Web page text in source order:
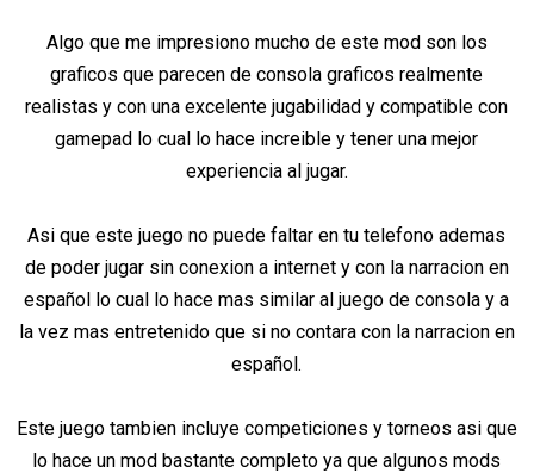
Algo que me impresiono mucho de este mod son los
graficos que parecen de consola graficos realmente
realistas y con una excelente jugabilidad y compatible con
gamepad lo cual lo hace increible y tener una mejor
experiencia al jugar.
Asi que este juego no puede faltar en tu telefono ademas
de poder jugar sin conexion a internet y con la narracion en
español lo cual lo hace mas similar al juego de consola y a
la vez mas entretenido que si no contara con la narracion en
español.
Este juego tambien incluye competiciones y torneos asi que
lo hace un mod bastante completo ya que algunos mods